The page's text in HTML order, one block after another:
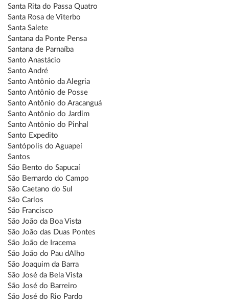
Santa Rita do Passa Quatro
Santa Rosa de Viterbo
Santa Salete
Santana da Ponte Pensa
Santana de Parnaíba
Santo Anastácio
Santo André
Santo Antônio da Alegria
Santo Antônio de Posse
Santo Antônio do Aracanguá
Santo Antônio do Jardim
Santo Antônio do Pinhal
Santo Expedito
Santópolis do Aguapeí
Santos
São Bento do Sapucaí
São Bernardo do Campo
São Caetano do Sul
São Carlos
São Francisco
São João da Boa Vista
São João das Duas Pontes
São João de Iracema
São João do Pau dAlho
São Joaquim da Barra
São José da Bela Vista
São José do Barreiro
São José do Rio Pardo